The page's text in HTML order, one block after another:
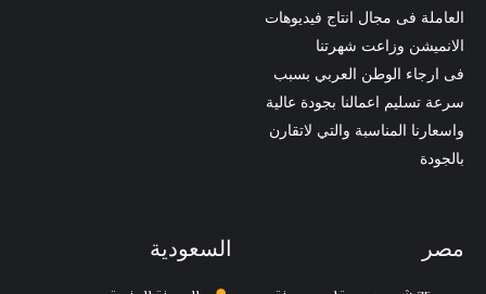
العاملة فى مجال انتاج فيديوهات
الانميشن وزاعت شهرتنا
فى ارجاء الوطن العربي بسبب
سرعة تسليم اعمالنا بجودة عالية
واسعارنا المناسبة والتي لاتقارن
بالجودة
مصر السعودية